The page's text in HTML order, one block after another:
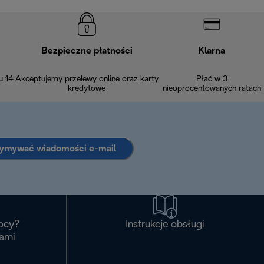
14
Bezpieczne płatności
Akceptujemy przelewy online oraz karty
kredytowe
Klarna
Płać w 3
nieoprocentowanych ratach
wiadomości e-mail
Instrukcje obsługi